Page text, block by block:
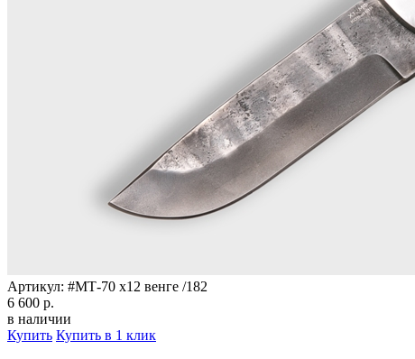
Артикул: #МТ-70 х12 венге /182
6 600 р.
в наличии
Купить Купить в 1 клик